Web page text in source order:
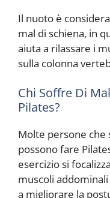
Il nuoto è
mal di schiena, in
aiuta a rilassare i
sulla colonna
Chi Soffre Di
Pilates?
Molte persone che
possono fare
esercizio si
muscoli
a migliorare la